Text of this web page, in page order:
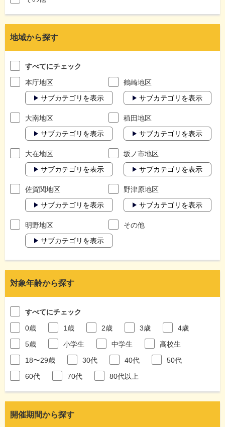
地域から探す
すべてにチェック
本庁地区
サブカテゴリを表示
鶴崎地区
サブカテゴリを表示
大南地区
サブカテゴリを表示
稙田地区
サブカテゴリを表示
大在地区
サブカテゴリを表示
坂ノ市地区
サブカテゴリを表示
佐賀関地区
サブカテゴリを表示
野津原地区
サブカテゴリを表示
明野地区
サブカテゴリを表示
その他
対象年齢から探す
すべてにチェック
0歳
1歳 2歳 3歳
4歳
5歳
小学生 中学生
高校生
18〜29歳
30代 40代
50代
60代
70代 80代以上
開催期間から探す